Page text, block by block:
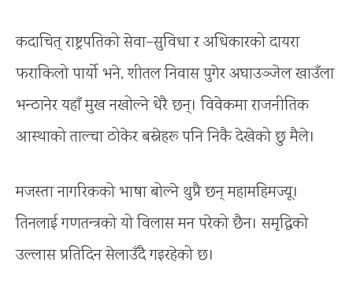
कदाचित् राष्ट्रपतिको सेवा–सुविधा र अधिकारको दायरा
फराकिलो पार्यो भने, शीतल निवास पुगेर अघाउञ्जेल खाउँला
भन्ठानेर यहाँ मुख नखोल्ने धेरै छन्। विवेकमा राजनीतिक
आस्थाको ताल्चा ठोकेर बस्नेहरू पनि निकै देखेको छु मैले।
मजस्ता नागरिकको भाषा बोल्ने थुप्रै छन् महामहिमज्यू।
तिनलाई गणतन्त्रको यो विलास मन परेको छैन। समृद्धिको
उल्लास प्रतिदिन सेलाउँदै गइरहेको छ।